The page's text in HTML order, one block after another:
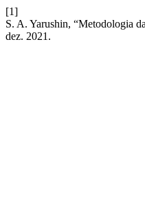
[1]
S. A. Yarushin, “Metodologia
dez. 2021.